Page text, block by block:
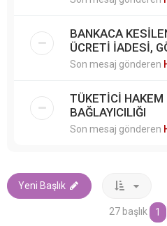
BANKACA
ÜCRETİ İADESİ,
Son mesaj gönderen
TÜKETİCİ HAKEM
BAĞLAYICILIĞI
Son mesaj gönderen
Yeni Başlık
27 başlık 1